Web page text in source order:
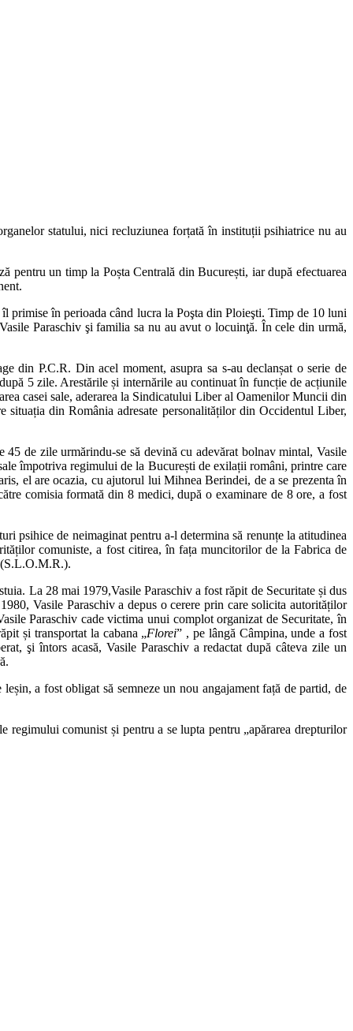
statului, nici recluziunea forțată în instituții psihiatrice nu au
un timp la Poșta Centrală din București, iar după efectuarea
primise în perioada când lucra la Poşta din Ploieşti. Timp de 10 luni
Paraschiv şi familia sa nu au avut o locuinţă. În cele din urmă,
din P.C.R. Din acel moment, asupra sa s-au declanșat o serie de
5 zile. Arestările și internările au continuat în funcție de acțiunile
casei sale, aderarea la Sindicatului Liber al Oamenilor Muncii din
din România adresate personalităților din Occidentul Liber,
de zile urmărindu-se să devină cu adevărat bolnav mintal, Vasile
împotriva regimului de la București de exilații români, printre care
el are ocazia, cu ajutorul lui Mihnea Berindei, de a se prezenta în
comisia formată din 8 medici, după o examinare de 8 ore, a fost
psihice de neimaginat pentru a-l determina să renunțe la atitudinea
comuniste, a fost citirea, în fața muncitorilor de la Fabrica de
La 28 mai 1979,Vasile Paraschiv a fost răpit de Securitate și dus
Vasile Paraschiv a depus o cerere prin care solicita autorităților
Paraschiv cade victima unui complot organizat de Securitate, în
și transportat la cabana „Florei” , pe lângă Câmpina, unde a fost
şi întors acasă, Vasile Paraschiv a redactat după câteva zile un
a fost obligat să semneze un nou angajament față de partid, de
regimului comunist și pentru a se lupta pentru „apărarea drepturilor